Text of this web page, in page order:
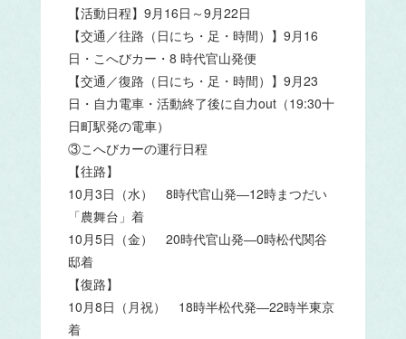
【活動日程】9月16日～9月22日
【交通／往路（日にち・足・時間）】9月16
日・こへびカー・8 時代官山発便
【交通／復路（日にち・足・時間）】9月23
日・自力電車・活動終了後に自力out（19:30十
日町駅発の電車）
③こへびカーの運行日程
【往路】
10月3日（水） 8時代官山発―12時まつだい
「農舞台」着
10月5日（金） 20時代官山発―0時松代関谷
邸着
【復路】
10月8日（月祝） 18時半松代発―22時半東京
着